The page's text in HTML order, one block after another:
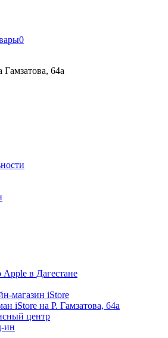
0
Гамзатова, 64а
магазин iStore
iStore на Р. Гамзатова, 64а
центр
ин